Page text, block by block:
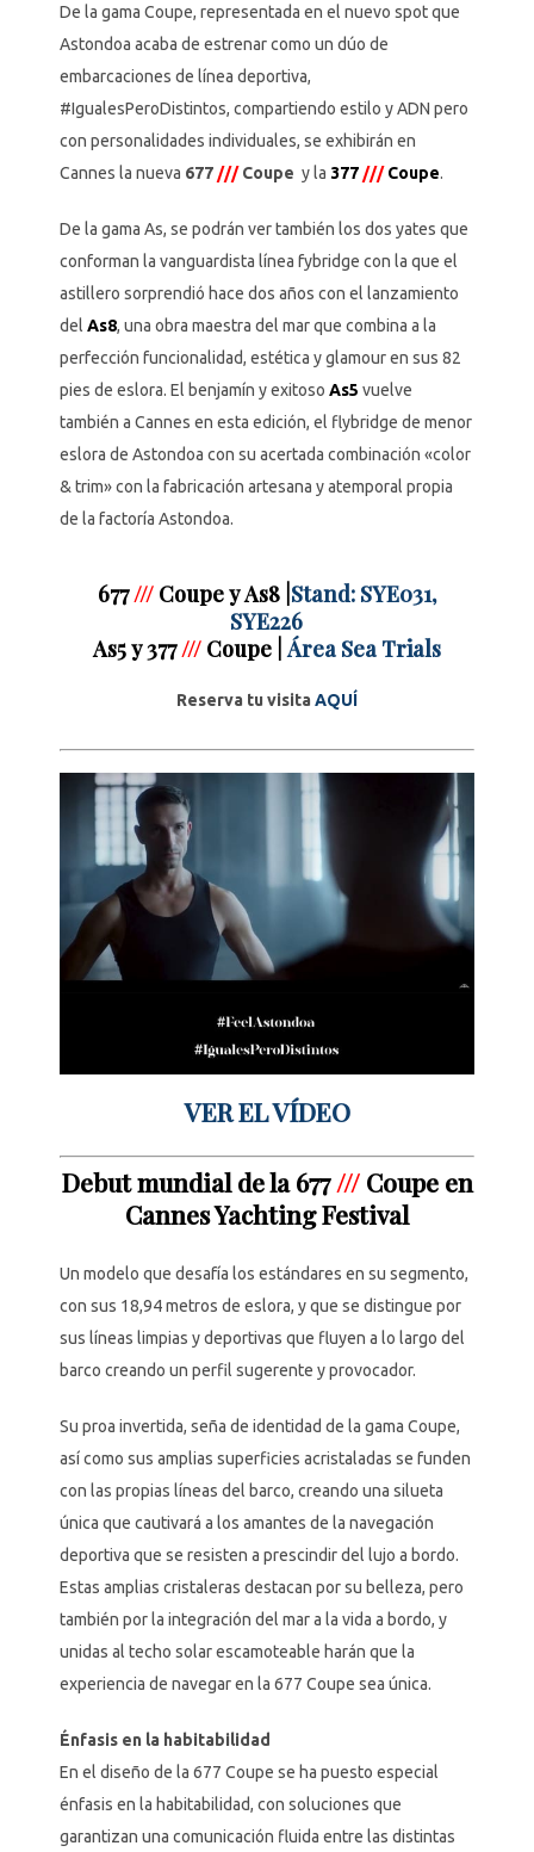
De la gama Coupe, representada en el nuevo spot que
Astondoa acaba de estrenar como un dúo de
embarcaciones de línea deportiva,
#IgualesPeroDistintos, compartiendo estilo y ADN pero
con personalidades individuales, se exhibirán en
Cannes la nueva 677 ///Coupe y la 377 ///Coupe.
De la gama As, se podrán ver también los dos yates que
conforman la vanguardista línea fybridge con la que el
astillero sorprendió hace dos años con el lanzamiento
del As8, una obra maestra del mar que combina a la
perfección funcionalidad, estética y glamour en sus 82
pies de eslora. El benjamín y exitoso As5 vuelve
también a Cannes en esta edición, el flybridge de menor
eslora de Astondoa con su acertada combinación «color
& trim» con la fabricación artesana y atemporal propia
de la factoría Astondoa.
677/// Coupe y As8 | Stand: SYE031,
SYE226
As5 y 377///Coupe | Área Sea Trials
Reserva tu visita AQUÍ
VER EL VÍDEO
Debut mundial de la 677/// Coupe en
Cannes Yachting Festival
Un modelo que desafía los estándares en su segmento,
con sus 18,94 metros de eslora, y que se distingue por
sus líneas limpias y deportivas que fluyen a lo largo del
barco creando un perfil sugerente y provocador.
Su proa invertida, seña de identidad de la gama Coupe,
así como sus amplias superficies acristaladas se funden
con las propias líneas del barco, creando una silueta
única que cautivará a los amantes de la navegación
deportiva que se resisten a prescindir del lujo a bordo.
Estas amplias cristaleras destacan por su belleza, pero
también por la integración del mar a la vida a bordo, y
unidas al techo solar escamoteable harán que la
experiencia de navegar en la 677 Coupe sea única.
Énfasis en la habitabilidad
En el diseño de la 677 Coupe se ha puesto especial
énfasis en la habitabilidad, con soluciones que
garantizan una comunicación fluida entre las distintas